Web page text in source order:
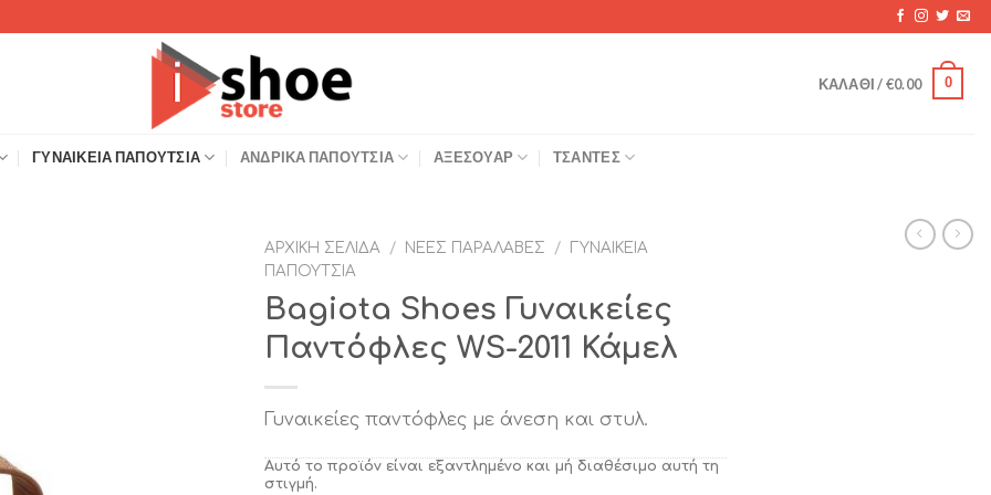
ΚΑΛΆΘΙ /€0.00 0
ΓΥΝΑΙΚΕΊΑ ΠΑΠΟΎΤΣΙΑ ΑΝΔΡΙΚΆ ΠΑΠΟΎΤΣΙΑ ΑΞΕΣΟΥΆΡ ΤΣΆΝΤΕΣ
ΑΡΧΙΚΉ ΣΕΛΊΔΑ / ΝΈΕΣ ΠΑΡΑΛΑΒΈΣ /
ΓΥΝΑΙΚΕΊΑ
ΠΑΠΟΎΤΣΙΑ
Bagiota Shoes Γυναικείες
Παντόφλες WS-2011 Κάμελ
Γυναικείες παντόφλες με άνεση και στυλ.
Αυτό το προϊόν είναι εξαντλημένο και μή διαθέσιμο αυτή τη
στιγμή.